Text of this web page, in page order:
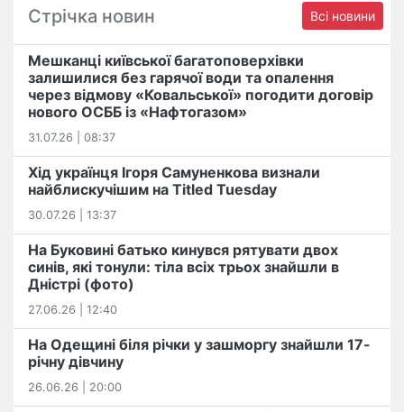
Стрічка новин Всі новини
Мешканці київської багатоповерхівки
залишилися без гарячої води та опалення
через відмову «Ковальської» погодити договір
нового ОСББ із «Нафтогазом»
31.07.26 | 08:37
Хід українця Ігоря Самуненкова визнали
найблискучішим на Titled Tuesday
30.07.26 | 13:37
На Буковині батько кинувся рятувати двох
синів, які тонули: тіла всіх трьох знайшли в
Дністрі (фото)
27.06.26 | 12:40
На Одещині біля річки у зашморгу знайшли 17-
річну дівчину
26.06.26 | 20:00